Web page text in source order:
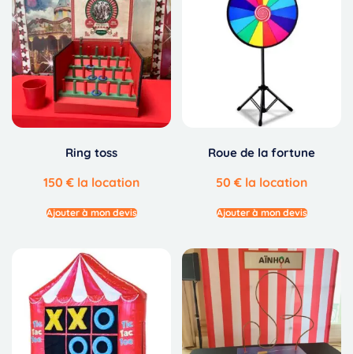
Ring toss
150 € la location
Ajouter à mon devis
Roue de la fortune
50 € la location
Ajouter à mon devis